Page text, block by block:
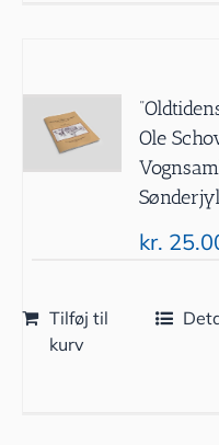
Ole
kr.
Tilføj til
kurv